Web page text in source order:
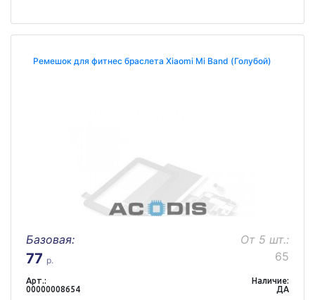
Ремешок для фитнес браслета Xiaomi Mi Band (Голубой)
Базовая:
77 р.
От 5 шт.:
65
Арт.:
00000008654
Наличие:
ДА